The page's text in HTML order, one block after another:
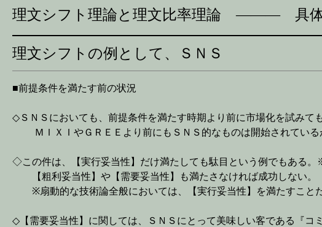
理文シフト理論と理文比率理論 ――― 具体
理文シフトの例として、ＳＮＳ
■前提条件を満たす前の状況
◇ＳＮＳにおいても、前提条件を満たす時期より前に市場化を試みて
ＭＩＸＩやＧＲＥＥより前にもＳＮＳ的なものは開始されている
◇この件は、【実行妥当性 】だけ満たしても駄目という例でもある
【粗利妥当性】や【需要妥当性】も満たさなければ成功しない。
※扇動的な技術論全般においては、【実行妥当性 】を満たすこと
◇【需要妥当性】に関しては、ＳＮＳにとって美味しい客である『